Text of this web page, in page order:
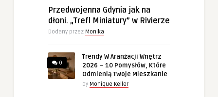
Przedwojenna Gdynia jak na
dłoni. „Trefl Miniatury” w Rivierze
Dodany przez Monika
0
Trendy W Aranżacji Wnętrz
2026 – 10 Pomysłów, Które
Odmienią Twoje Mieszkanie
by Monique Keller